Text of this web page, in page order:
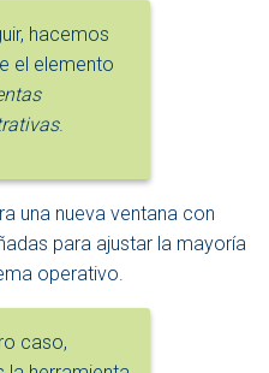
hacemos
el elemento
.
una nueva ventana con
para ajustar la mayoría
operativo.
caso,